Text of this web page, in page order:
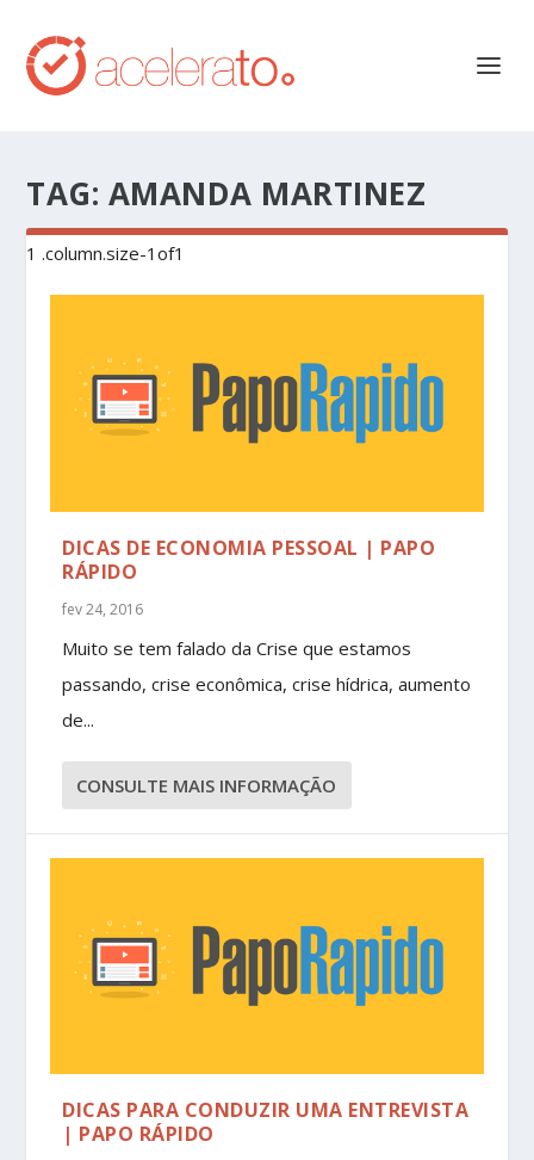
TAG: AMANDA MARTINEZ
DICAS DE ECONOMIA PESSOAL | PAPO
RÁPIDO
fev 24, 2016
Muito se tem falado da Crise que estamos
passando, crise econômica, crise hídrica, aumento
de...
CONSULTE MAIS INFORMAÇÃO
DICAS PARA CONDUZIR UMA ENTREVISTA
| PAPO RÁPIDO